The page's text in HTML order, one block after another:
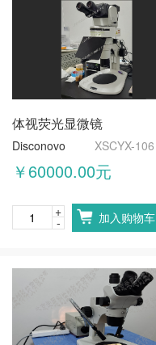
体视荧光显微镜
Disconovo XSCYX-106
￥60000.00元
-
+ 加入购物车